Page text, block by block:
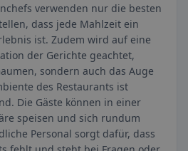
verwenden nur die besten
dass jede Mahlzeit ein
ist. Zudem wird auf eine
der Gerichte geachtet,
sondern auch das Auge
des Restaurants ist
Die Gäste können in einer
speisen und sich rundum
Personal sorgt dafür, dass